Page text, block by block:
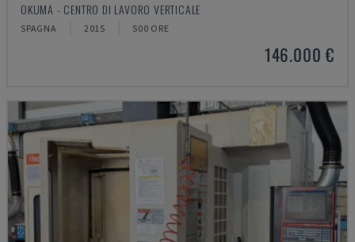
OKUMA - CENTRO DI LAVORO VERTICALE
SPAGNA 2015 500 ORE
146.000 €